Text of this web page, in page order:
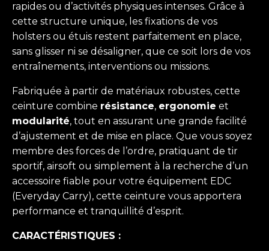
rapides ou d’activités physiques intenses. Grâce à
cette structure unique, les fixations de vos
holsters ou étuis restent parfaitement en place,
sans glisser ni se désaligner, que ce soit lors de vos
entraînements, interventions ou missions.
Fabriquée à partir de matériaux robustes, cette
ceinture combine résistance, ergonomie et
modularité, tout en assurant une grande facilité
d’ajustement et de mise en place. Que vous soyez
membre des forces de l’ordre, pratiquant de tir
sportif, airsoft ou simplement à la recherche d’un
accessoire fiable pour votre équipement EDC
(Everyday Carry), cette ceinture vous apportera
performance et tranquillité d’esprit.
CARACTÉRISTIQUES :